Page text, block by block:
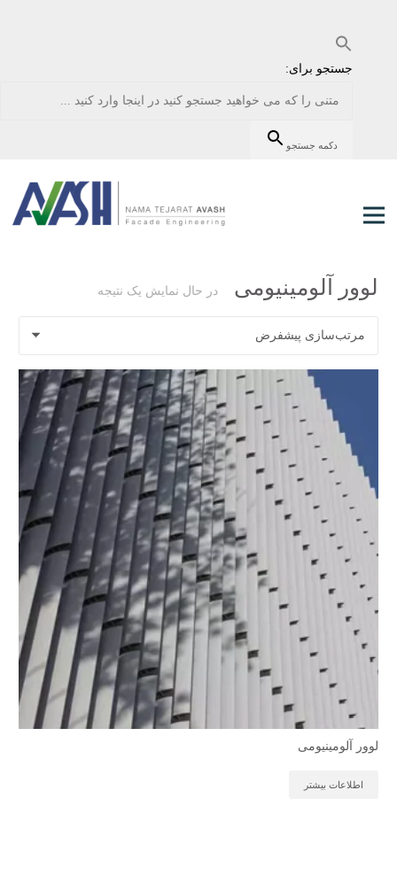
جستجو برای:
دکمه جستجو
لوور آلومینیومی در حال نمایش یک نتیجه
لوور آلومینیومی
اطلاعات بیشتر